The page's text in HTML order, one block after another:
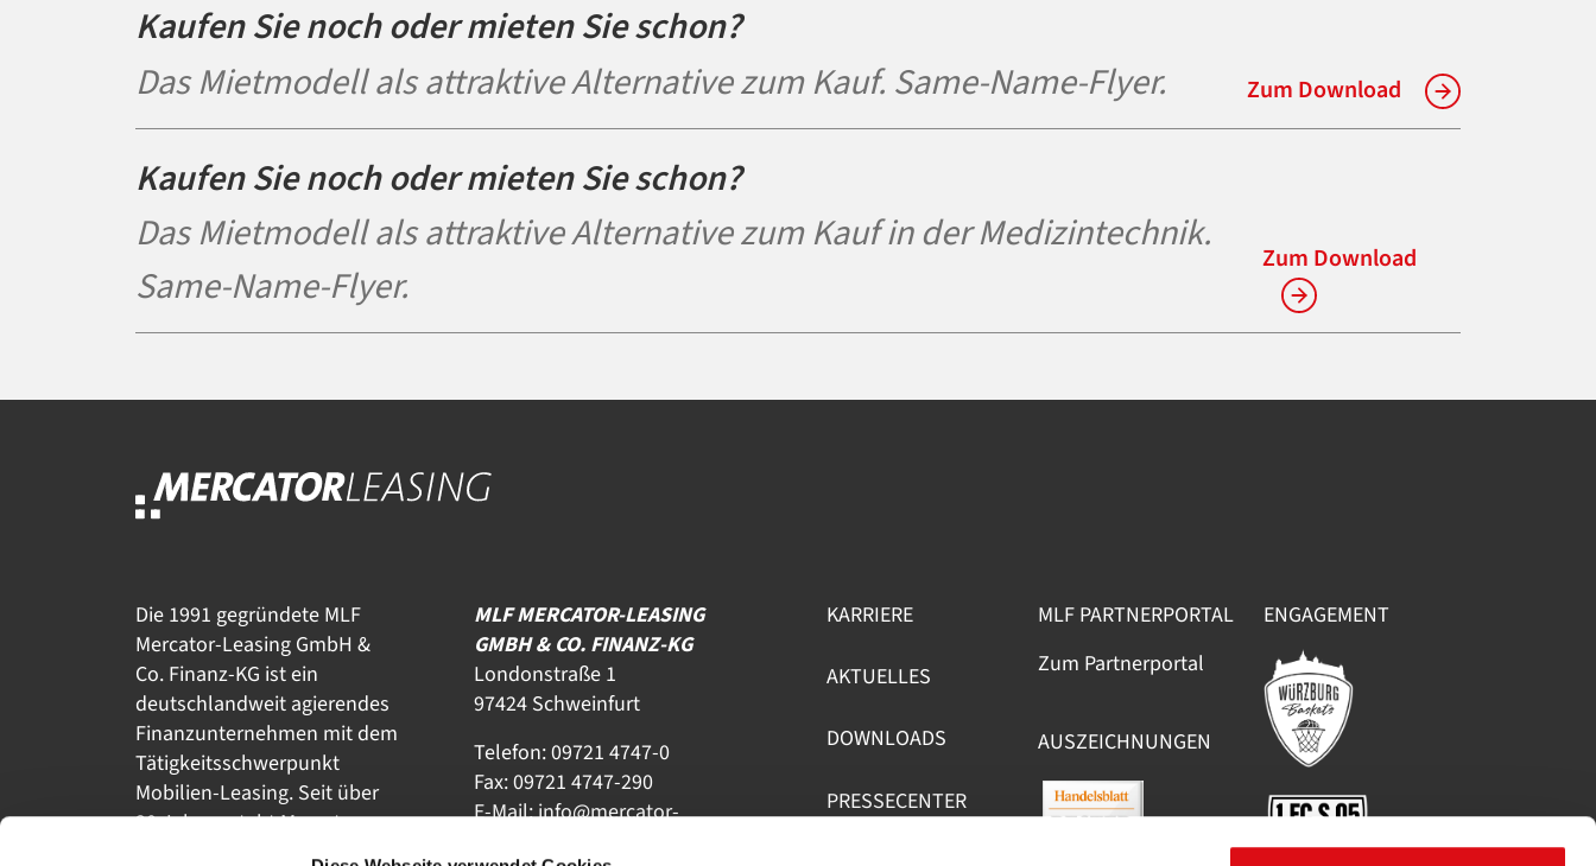
Kaufen Sie noch oder mieten Sie schon?
Das Mietmodell als attraktive Alternative zum Kauf. Same-Name-Flyer.
Zum Download
Kaufen Sie noch oder mieten Sie schon?
Das Mietmodell als attraktive Alternative zum Kauf in der Medizintechnik.
Same-Name-Flyer.
Zum Download
Die 1991 gegründete MLF
Mercator-Leasing GmbH &
Co. Finanz-KG ist ein
deutschlandweit agierendes
Finanzunternehmen mit dem
Tätigkeitsschwerpunkt
Mobilien-Leasing. Seit über
30 Jahren steht Mercator-
Leasing für innovative und
MLF MERCATOR-LEASING
GMBH & CO. FINANZ-KG
Londonstraße 1
97424 Schweinfurt
Telefon:09721 4747-0
Fax: 09721 4747-290
E-Mail:info@mercator-
KARRIERE
AKTUELLES
DOWNLOADS
PRESSECENTER
MLF PARTNERPORTAL
Zum Partnerportal
AUSZEICHNUNGEN
ENGAGEMENT